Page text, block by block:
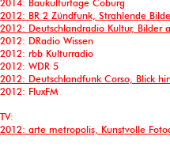
2014: Baukulturtage Coburg
2012: BR 2 Zündfunk, Strahlende
2012: Deutschlandradio Kultur, Bilder
2012: DRadio Wissen
2012: rbb Kulturradio
2012: WDR 5
2012: Deutschlandfunk Corso, Blick
2012: FluxFM
TV:
2012: arte metropolis, Kunstvolle